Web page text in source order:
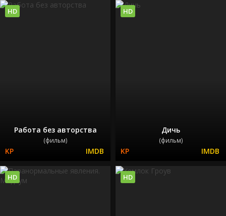
Работа без авторства
(фильм)
HD
Дичь
(фильм)
HD
HD HD